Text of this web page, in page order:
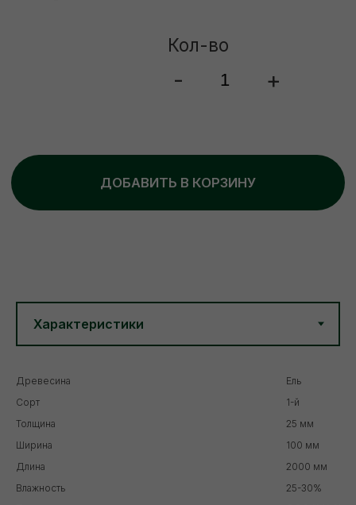
Древесина
Ель
Сорт
1-й
Толщина
25 мм
Ширина
100 мм
Длина
2000 мм
Влажность
25-30%